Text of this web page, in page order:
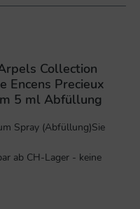
Collection
Encens Precieux
5 ml Abfüllung
Spray (Abfüllung)Sie
ab CH-Lager - keine